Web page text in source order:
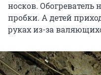
носков.
пробки. А детей
руках из-за